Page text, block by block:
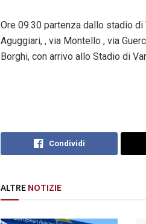
Ore 09.30 partenza dallo stadio di
Aguggiari, , via Montello , via
Borghi, con arrivo allo Stadio di
Condividi
ALTRE NOTIZIE